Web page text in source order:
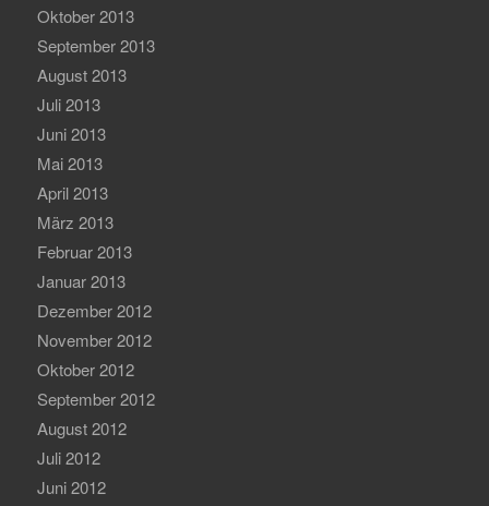
Oktober 2013
September 2013
August 2013
Juli 2013
Juni 2013
Mai 2013
April 2013
März 2013
Februar 2013
Januar 2013
Dezember 2012
November 2012
Oktober 2012
September 2012
August 2012
Juli 2012
Juni 2012